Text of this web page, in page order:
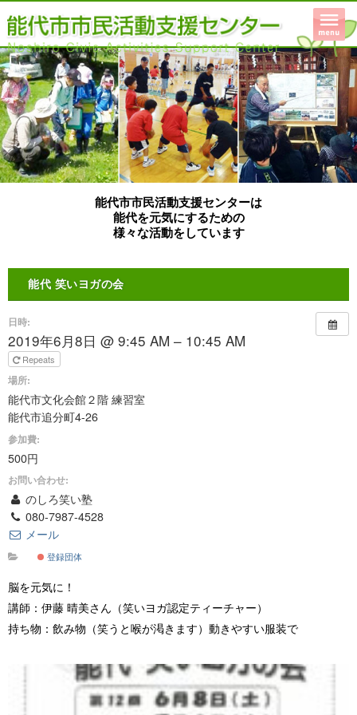
能代市市民活動支援センターは
能代を元気にするための
様々な活動をしています
能代 笑いヨガの会
日時:
2019年6月8日 @ 9:45 AM – 10:45 AM
Repeats
場所:
能代市文化会館２階 練習室
能代市追分町4-26
参加費:
500円
お問い合わせ:
のしろ笑い塾
080-7987-4528
メール
登録団体
脳を元気に！
講師：伊藤 晴美さん（笑いヨガ認定ティーチャー）
持ち物：飲み物（笑うと喉が渇きます）動きやすい服装で